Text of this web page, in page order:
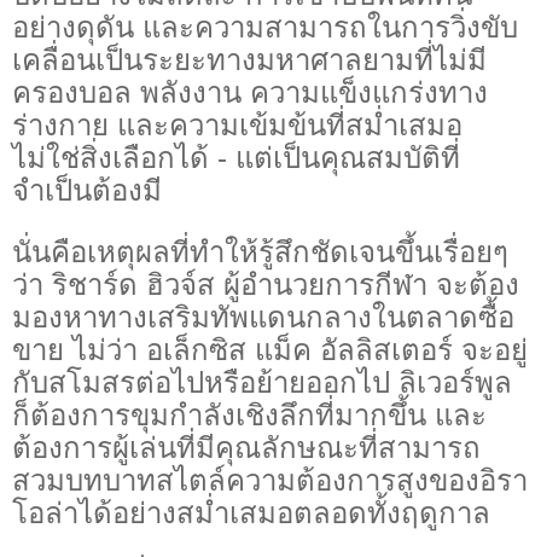
อย่างดุดัน และความสามารถในการวิ่งขับ
เคลื่อนเป็นระยะทางมหาศาลยามที่ไม่มี
ครองบอล พลังงาน ความแข็งแกร่งทาง
ร่างกาย และความเข้มข้นที่สม่ำเสมอ
ไม่ใช่สิ่งเลือกได้ - แต่เป็นคุณสมบัติที่
จำเป็นต้องมี
นั่นคือเหตุผลที่ทำให้รู้สึกชัดเจนขึ้นเรื่อยๆ
ว่า ริชาร์ด ฮิวจ์ส ผู้อำนวยการกีฬา จะต้อง
มองหาทางเสริมทัพแดนกลางในตลาดซื้อ
ขาย ไม่ว่า อเล็กซิส แม็ค อัลลิสเตอร์ จะอยู่
กับสโมสรต่อไปหรือย้ายออกไป ลิเวอร์พูล
ก็ต้องการขุมกำลังเชิงลึกที่มากขึ้น และ
ต้องการผู้เล่นที่มีคุณลักษณะที่สามารถ
สวมบทบาทสไตล์ความต้องการสูงของอิรา
โอล่าได้อย่างสม่ำเสมอตลอดทั้งฤดูกาล